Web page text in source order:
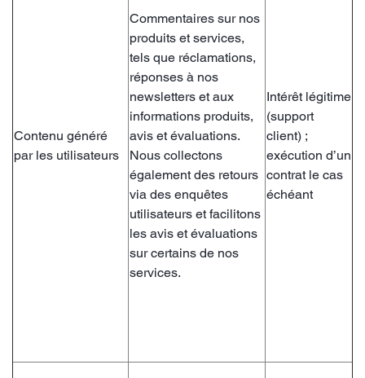
Contenu généré
par les utilisateurs
Commentaires sur nos
produits et services,
tels que réclamations,
réponses à nos
newsletters et aux
informations produits,
avis et évaluations.
Nous collectons
également des retours
via des enquêtes
utilisateurs et facilitons
les avis et évaluations
sur certains de nos
services.
Intérêt légitime
(support
client) ;
exécution d’un
contrat le cas
échéant